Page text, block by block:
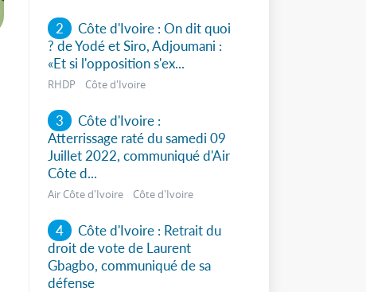
2
Côte d'Ivoire : On dit quoi
? de Yodé et Siro, Adjoumani :
«Et si l'opposition s'ex...
RHDP Côte d'Ivoire
3
Côte d'Ivoire :
Atterrissage raté du samedi 09
Juillet 2022, communiqué d'Air
Côte d...
Air Côte d'Ivoire Côte d'Ivoire
4
Côte d'Ivoire : Retrait du
droit de vote de Laurent
Gbagbo, communiqué de sa
défense